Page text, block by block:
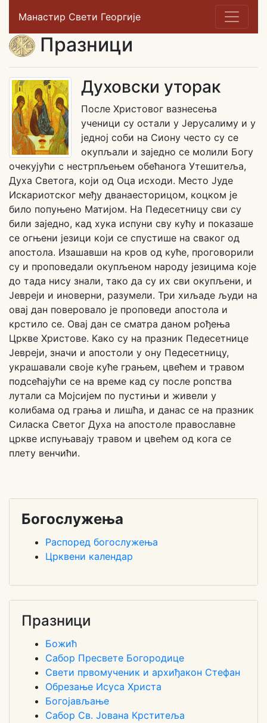
Манастир Свети Георгије
Празници
Духовски уторак
После Христовог вазнесења
ученици су остали у Јерусалиму и у
једној соби на Сиону често су се
окупљали и заједно се молили Богу
очекујући с нестрпљењем обећанога Утешитеља,
Духа Светога, који од Оца исходи. Место Јуде
Искариотског међу дванаесторицом, коцком је
било попуњено Матијом. На Педесетницу сви су
били заједно, кад хука испуни сву кућу и показаше
се огњени језици који се спустише на сваког од
апостола. Изашавши на кров од куће, проговорили
су и проповедали окупљеном народу језицима које
до тада нису знали, тако да су их сви окупљени, и
Јевреји и иноверни, разумели. Три хиљаде људи на
овај дан поверовало је проповеди апостола и
крстило се. Овај дан се сматра даном рођења
Цркве Христове. Како су на празник Педесетнице
Јевреји, значи и апостоли у ону Педесетницу,
украшавали своје куће грањем, цвећем и травом
подсећајући се на време кад су после ропства
лутали са Мојсијем по пустињи и живели у
колибама од грања и лишћа, и данас се на празник
Силаска Светог Духа на апостоле православне
цркве испуњавају травом и цвећем од кога се
плету венчићи.
Богослужења
Распоред богослужења
Црквени календар
Празници
Божић
Сабор Пресвете Богородице
Свети првомученик и архиђакон Стефан
Обрезање Исуса Христа
Богојављање
Сабор Св. Јована Крститеља